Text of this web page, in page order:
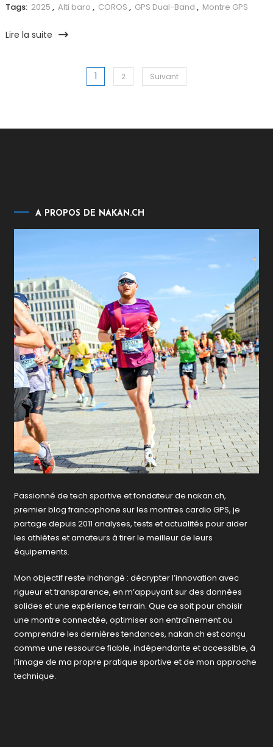
Tags: 2025 , Alti baro , COROS , GPS Dual-Band , Montre GPS
Lire la suite
Pagination
publications
1 2 Suivant
A PROPOS DE NAKAN.CH
Passionné de tech sportive et fondateur de nakan.ch,
premier blog francophone sur les montres cardio GPS, je
partage depuis 2011 analyses, tests et actualités pour aider
les athlètes et amateurs à tirer le meilleur de leurs
équipements.
Mon objectif reste inchangé : décrypter l’innovation avec
rigueur et transparence, en m’appuyant sur des données
solides et une expérience terrain. Que ce soit pour choisir
une montre connectée, optimiser son entraînement ou
comprendre les dernières tendances, nakan.ch est conçu
comme une ressource fiable, indépendante et accessible, à
l’image de ma propre pratique sportive et de mon approche
technique.